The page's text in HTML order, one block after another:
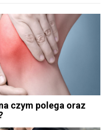
czym polega oraz